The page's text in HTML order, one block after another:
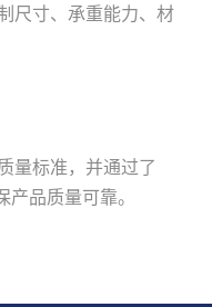
尺寸、承重能力、材
量标准，并通过了
品质量可靠。